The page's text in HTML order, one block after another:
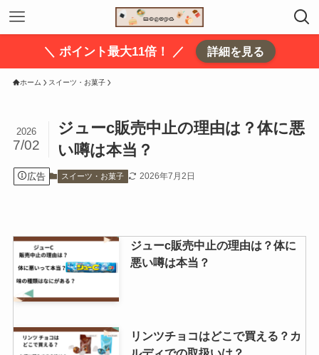
＼ ポイント最大11倍！ ／ 詳細を見る
ホーム スイーツ・お菓子
ジューc販売中止の理由は？体に悪
い噂は本当？
2026
7/02
広告 スイーツ・お菓子 2026年7月2日
ジューc販売中止の理由は？体に
悪い噂は本当？
リンツチョコはどこで買える？カ